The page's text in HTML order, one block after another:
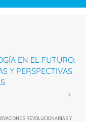
EN EL FUTURO:
Y PERSPECTIVAS
REVOLUCIONARIAS Y